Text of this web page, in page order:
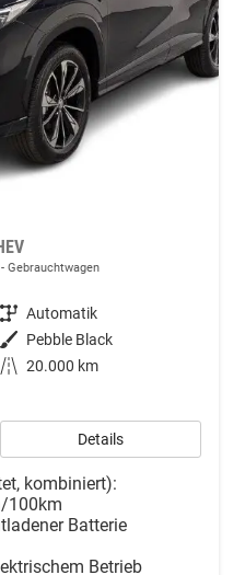
Gebrauchtwagen
Getriebe Automatik
Außenfarbe Pebble Black
Kilometerstand 20.000 km
Details
kombiniert):
100km
Batterie
Betrieb